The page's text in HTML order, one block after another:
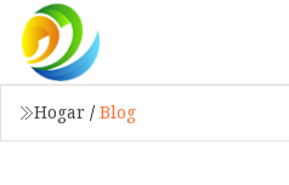
Hogar / Blog